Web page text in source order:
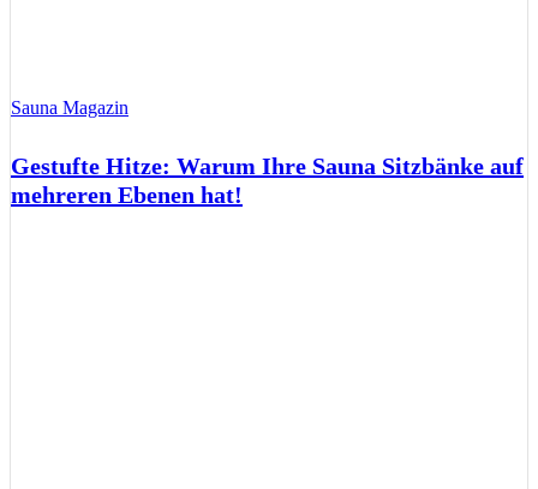
Sauna Magazin
Gestufte Hitze: Warum Ihre Sauna Sitzbänke auf
mehreren Ebenen hat!